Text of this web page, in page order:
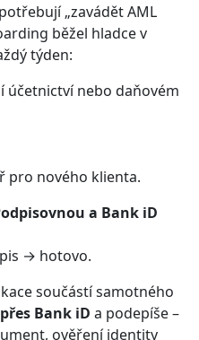
„zavádět AML
běžel hladce v
týden:
účetnictví nebo daňovém
pro nového klienta.
a Bank iD
→ hotovo.
součástí samotného
Bank iD a podepíše –
ověření identity